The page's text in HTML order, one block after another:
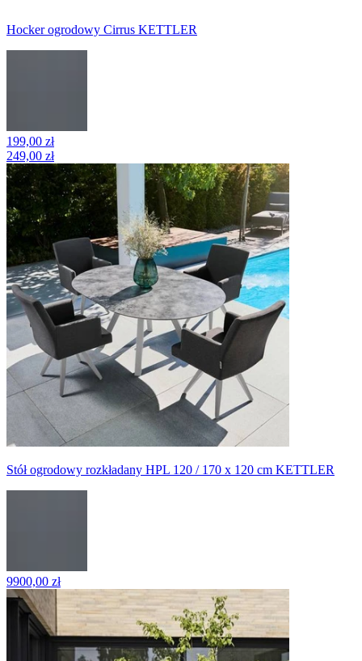
Hocker ogrodowy Cirrus KETTLER
199,00 zł
249,00 zł
Stół ogrodowy rozkładany HPL 120 / 170 x 120 cm KETTLER
9900,00 zł